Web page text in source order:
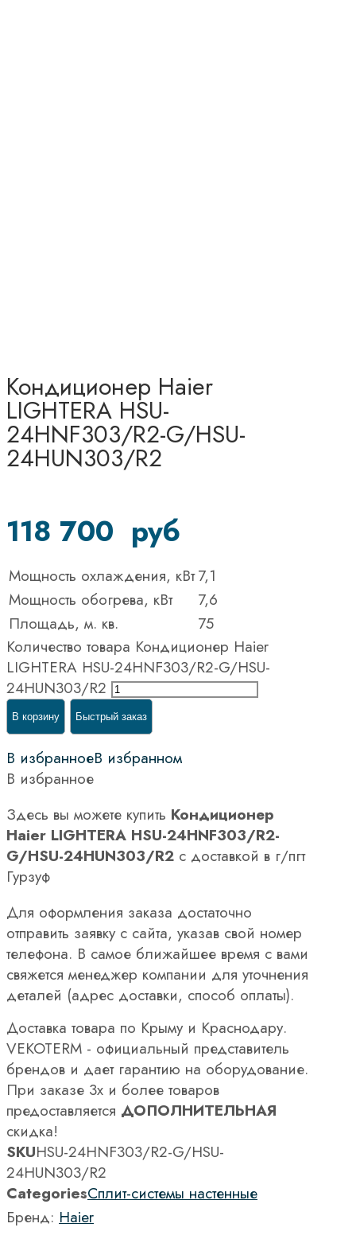
Кондиционер Haier
LIGHTERA HSU-
24HNF303/R2-G/HSU-
24HUN303/R2
118 700 руб
Мощность охлаждения, кВт7,1
Мощность обогрева, кВт
7,6
Площадь, м. кв.
75
Количество товара Кондиционер Haier
LIGHTERA HSU-24HNF303/R2-G/HSU-
24HUN303/R2
В корзину Быстрый заказ
В избранноеВ избранном
В избранное
Здесь вы можете купить Кондиционер
Haier LIGHTERA HSU-24HNF303/R2-
G/HSU-24HUN303/R2 с доставкой в г/пгт
Гурзуф
Для оформления заказа достаточно
отправить заявку с сайта, указав свой номер
телефона. В самое ближайшее время с вами
свяжется менеджер компании для уточнения
деталей (адрес доставки, способ оплаты).
Доставка товара по Крыму и Краснодару.
VEKOTERM - официальный представитель
брендов и дает гарантию на оборудование.
При заказе 3х и более товаров
предоставляется ДОПОЛНИТЕЛЬНАЯ
скидка!
SKUHSU-24HNF303/R2-G/HSU-
24HUN303/R2
CategoriesСплит-системы настенные
Бренд: Haier